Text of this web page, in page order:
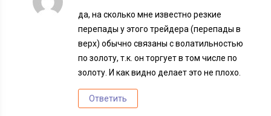
да, на сколько мне известно резкие
перепады у этого трейдера (перепады в
верх) обычно связаны с волатильностью
по золоту, т.к. он торгует в том числе по
золоту. И как видно делает это не плохо.
Ответить